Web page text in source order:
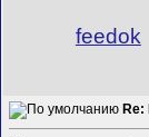
feedok
Re: